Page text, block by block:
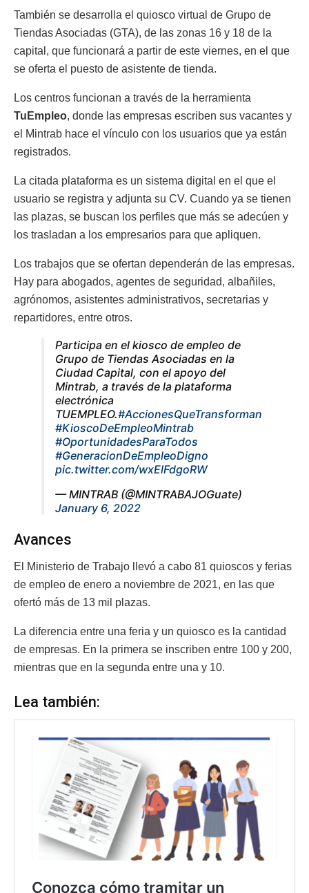
También se desarrolla el quiosco virtual de Grupo de
Tiendas Asociadas (GTA), de las zonas 16 y 18 de la
capital, que funcionará a partir de este viernes, en el que
se oferta el puesto de asistente de tienda.
Los centros funcionan a través de la herramienta
TuEmpleo, donde las empresas escriben sus vacantes y
el Mintrab hace el vínculo con los usuarios que ya están
registrados.
La citada plataforma es un sistema digital en el que el
usuario se registra y adjunta su CV. Cuando ya se tienen
las plazas, se buscan los perfiles que más se adecúen y
los trasladan a los empresarios para que apliquen.
Los trabajos que se ofertan dependerán de las empresas.
Hay para abogados, agentes de seguridad, albañiles,
agrónomos, asistentes administrativos, secretarias y
repartidores, entre otros.
Participa en el kiosco de empleo de
Grupo de Tiendas Asociadas en la
Ciudad Capital, con el apoyo del
Mintrab, a través de la plataforma
electrónica
TUEMPLEO.#AccionesQueTransforman
#KioscoDeEmpleoMintrab
#OportunidadesParaTodos
#GeneracionDeEmpleoDigno
pic.twitter.com/wxElFdgoRW
— MINTRAB (@MINTRABAJOGuate)
January 6, 2022
Avances
El Ministerio de Trabajo llevó a cabo 81 quioscos y ferias
de empleo de enero a noviembre de 2021, en las que
ofertó más de 13 mil plazas.
La diferencia entre una feria y un quiosco es la cantidad
de empresas. En la primera se inscriben entre 100 y 200,
mientras que en la segunda entre una y 10.
Lea también: